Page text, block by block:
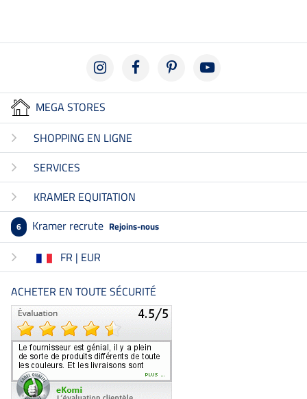
MEGA STORES
SHOPPING EN LIGNE
SERVICES
KRAMER EQUITATION
6 Kramer recrute Rejoins-nous
FR | EUR
ACHETER EN TOUTE SÉCURITÉ